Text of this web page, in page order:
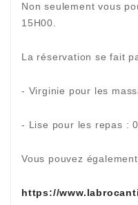
Non seulement vous
15H00.
La réservation se fait
- Virginie pour les
- Lise pour les repas :
Vous pouvez
https://